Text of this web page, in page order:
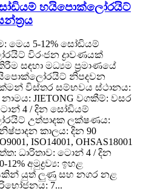
හයිපොක්ලෝරයිට්
මෙය 5-12% සෝඩියම්
විරංජන ද්‍රාවණයක්
සඳහා මධ්‍යම ප්‍රමාණයේ
නිපදවන
විස්තර සම්භවය ස්ථානය:
JIETONG වගකීම්: වසර
4 / දින සෝඩියම්
උත්පාදක ලක්ෂණය:
කාලය: දින 90
ISO14001, OHSAS18001
ධාරිතාව: ටොන් 4 / දින
12% අමුද්‍රව්‍ය: ඉහළ
යුත් ලුණු සහ නගර නළ
7...